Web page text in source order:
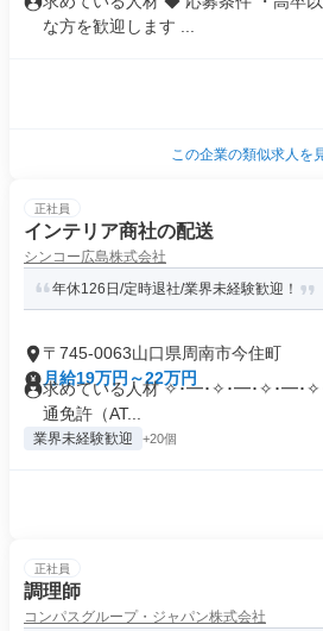
な方を歓迎します ...
この企業の類似求人を
正社員
インテリア商社の配送
シンコー広島株式会社
年休126日/定時退社/業界未経験歓迎！
〒745-0063山口県周南市今住町
月給19万円～22万円
求めている人材 ✧･━･✧･━･✧･━･
通免許（AT...
業界未経験歓迎 +20個
正社員
調理師
コンパスグループ・ジャパン株式会社